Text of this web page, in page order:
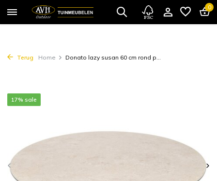
0
Terug Home Donato lazy susan 60 cm rond p...
17% sale